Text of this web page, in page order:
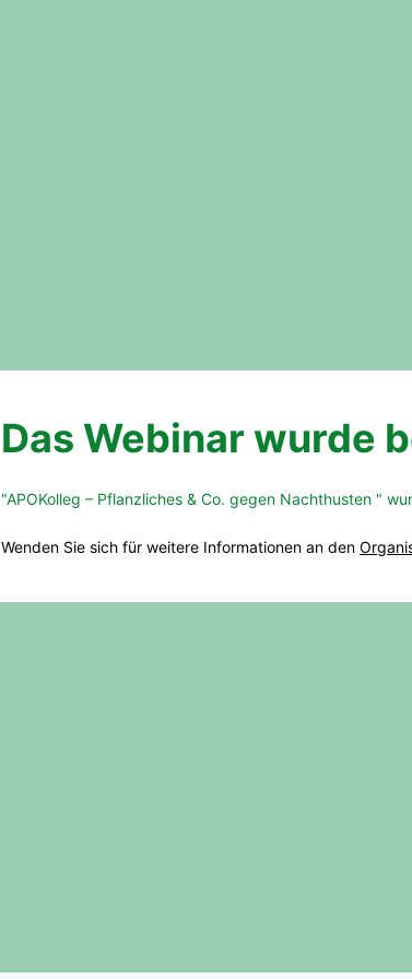
Das Webinar wurde
"APOKolleg – Pflanzliches & Co. gegen Nachthusten "
Wenden Sie sich für weitere Informationen an den